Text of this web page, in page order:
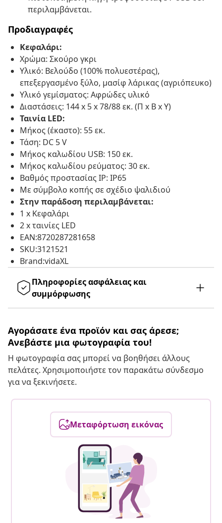
περιλαμβάνεται.
Προδιαγραφές
Κεφαλάρι:
Χρώμα: Σκούρο γκρι
Υλικό: Βελούδο (100% πολυεστέρας),
επεξεργασμένο ξύλο, μασίφ λάρικας (αγριόπευκο)
Υλικό γεμίσματος: Αφρώδες υλικό
Διαστάσεις: 144 x 5 x 78/88 εκ. (Π x Β x Υ)
Ταινία LED:
Μήκος (έκαστο): 55 εκ.
Τάση: DC 5 V
Μήκος καλωδίου USB: 150 εκ.
Μήκος καλωδίου ρεύματος: 30 εκ.
Βαθμός προστασίας IP: IP65
Με σύμβολο κοπής σε σχέδιο ψαλιδιού
Στην παράδοση περιλαμβάνεται:
1 x Κεφαλάρι
2 x ταινίες LED
EAN:8720287281658
SKU:3121521
Brand:vidaXL
Πληροφορίες ασφάλειας και
συμμόρφωσης
Αγοράσατε ένα προϊόν και σας άρεσε;
Ανεβάστε μια φωτογραφία του!
Η φωτογραφία σας μπορεί να βοηθήσει άλλους
πελάτες. Χρησιμοποιήστε τον παρακάτω σύνδεσμο
για να ξεκινήσετε.
Μεταφόρτωση εικόνας